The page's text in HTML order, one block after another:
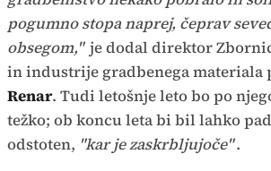
pogumno stopa naprej, čeprav
obsegom," je dodal direktor
in industrije gradbenega materiala
Renar. Tudi letošnje leto bo po
težko; ob koncu leta bi bil lahko
odstoten, "kar je zaskrbljujoče".